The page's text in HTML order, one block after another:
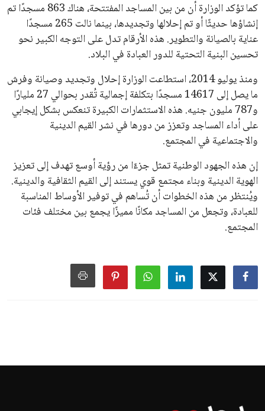
كما تؤكد الوزارة أن من بين المساجد المفتتحة، هناك 863 مسجدًا تم
إنشاؤها حديثًا أو تم إحلالها وتجديدها، بينما نالت 265 مسجدًا
عناية بالصيانة والتطوير. هذه الأرقام تدل على التوجه الكبير نحو
تحسين البنية التحتية للدور العبادة في البلاد.
ومنذ يوليو 2014، استطاعت الوزارة إحلال وتجديد وصيانة وفرش
ما يصل إلى 14617 مسجدًا بتكلفة إجمالية تُقدر بحوالي 27 مليارًا
و787 مليون جنيه. هذه الاستثمارات الكبيرة تنعكس بشكل إيجابي
على أداء المساجد وتعزز من دورها في نشر القيم الدينية
والاجتماعية في المجتمع.
إن هذه الجهود الوطنية تمثل جزءًا من رؤية أوسع تهدف إلى تعزيز
الهوية الدينية وبناء مجتمع قوي يستند إلى القيم الثقافية والدينية.
ويُنتظر من هذه الخطوات أن تُساهم في توفير الأوساط المناسبة
للعبادة، وتجعل من المساجد مكانًا مميزًا يجمع بين مختلف فئات
المجتمع.